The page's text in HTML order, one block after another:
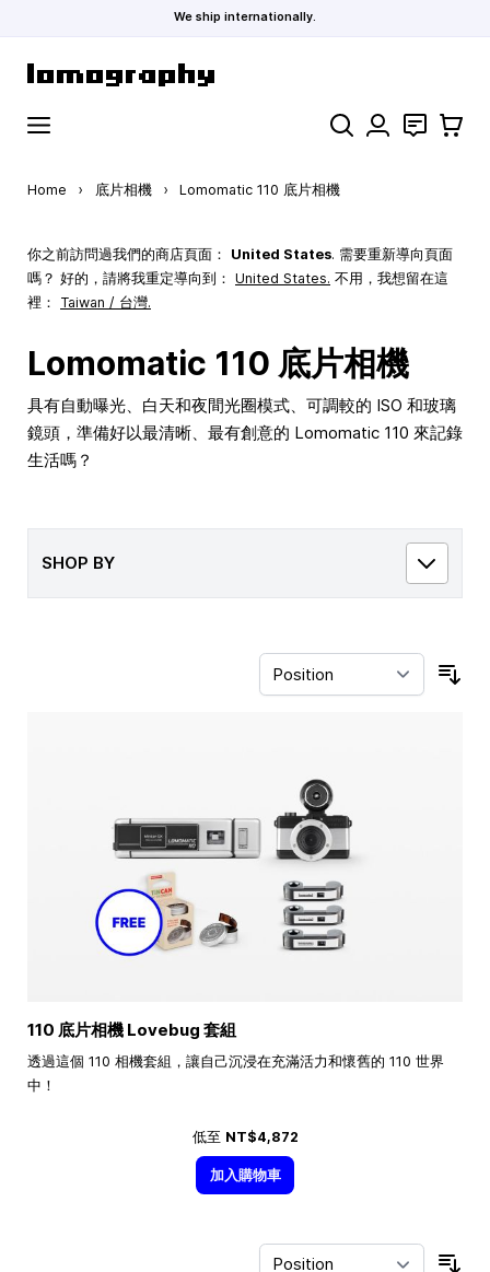
We ship internationally.
Search 聯絡 購物車
Home › 底片相機 › Lomomatic 110 底片相機
你之前訪問過我們的商店頁面： United States. 需要重新導向頁面
嗎？ 好的，請將我重定導向到： United States. 不用，我想留在這
裡： Taiwan / 台灣.
Lomomatic 110 底片相機
具有自動曝光、白天和夜間光圈模式、可調較的 ISO 和玻璃
鏡頭，準備好以最清晰、最有創意的 Lomomatic 110 來記錄
生活嗎？
SHOP BY
110 底片相機 Lovebug 套組
透過這個 110 相機套組，讓自己沉浸在充滿活力和懷舊的 110 世界
中！
低至 NT$4,872
加入購物車